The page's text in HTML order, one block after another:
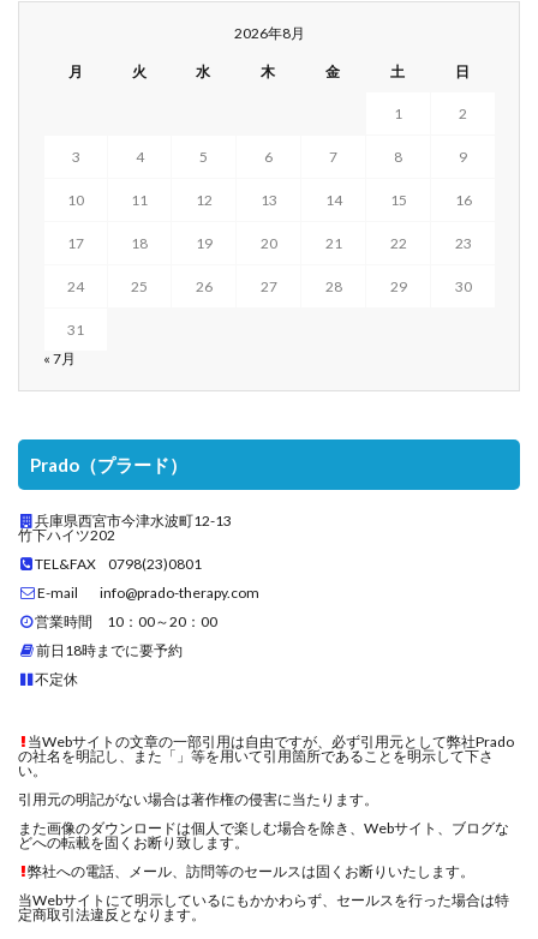
2026年8月
月 火 水 木 金 土 日
1 2
3 4 5 6 7 8 9
10 11 12 13 14 15 16
17 18 19 20 21 22 23
24 25 26 27 28 29 30
31
« 7月
Prado（プラード）
兵庫県西宮市今津水波町12-13
竹下ハイツ202
TEL&FAX 0798(23)0801
E-mail info@prado-therapy.com
営業時間 10：00～20：00
前日18時までに要予約
不定休
当Webサイトの文章の一部引用は自由ですが、必ず引用元として弊社Prado
の社名を明記し、また「」等を用いて引用箇所であることを明示して下さ
い。
引用元の明記がない場合は著作権の侵害に当たります。
また画像のダウンロードは個人で楽しむ場合を除き、Webサイト、ブログな
どへの転載を固くお断り致します。
弊社への電話、メール、訪問等のセールスは固くお断りいたします。
当Webサイトにて明示しているにもかかわらず、セールスを行った場合は特
定商取引法違反となります。